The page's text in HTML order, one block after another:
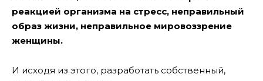
реакцией организма на стресс, неправильный
образ жизни, неправильное мировоззрение
женщины.
И исходя из этого, разработать собственный,